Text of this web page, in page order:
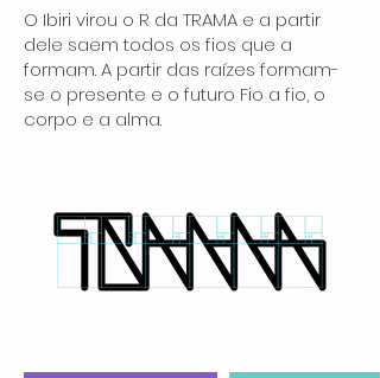
O Ibiri virou o R da TRAMA e a partir
dele saem todos os fios que a
formam. A partir das raízes formam-
se o presente e o futuro Fio a fio, o
corpo e a alma.